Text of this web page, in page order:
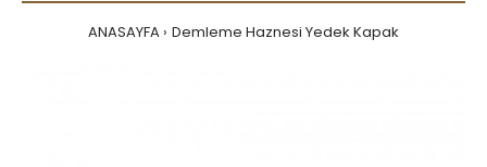
ANASAYFA Demleme Haznesi Yedek Kapak